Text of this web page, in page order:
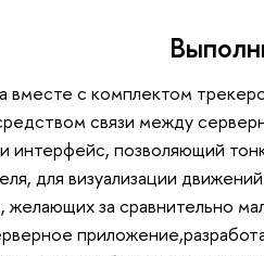
вместе с комплектом
связи между
интерфейс, позволяющий
для визуализации
желающих за сравнительно